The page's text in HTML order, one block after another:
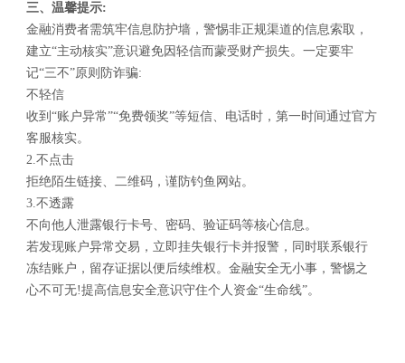
三、温馨提示:
金融消费者需筑牢信息防护墙，警惕非正规渠道的信息索取，
建立“主动核实”意识避免因轻信而蒙受财产损失。一定要牢
记“三不”原则防诈骗:
不轻信
收到“账户异常”“免费领奖”等短信、电话时，第一时间通过官方
客服核实。
2.不点击
拒绝陌生链接、二维码，谨防钓鱼网站。
3.不透露
不向他人泄露银行卡号、密码、验证码等核心信息。
若发现账户异常交易，立即挂失银行卡并报警，同时联系银行
冻结账户，留存证据以便后续维权。金融安全无小事，警惕之
心不可无!提高信息安全意识守住个人资金“生命线”。